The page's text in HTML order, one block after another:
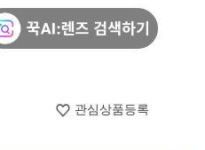
관심상품등록